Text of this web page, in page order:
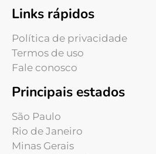
Links rápidos
Política de privacidade
Termos de uso
Fale conosco
Principais estados
São Paulo
Rio de Janeiro
Minas Gerais